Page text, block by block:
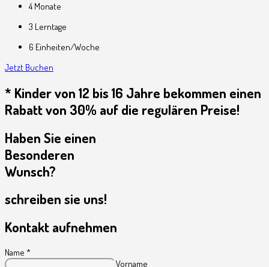
4 Monate
3 Lerntage
6 Einheiten/Woche
Jetzt Buchen
* Kinder von 12 bis 16 Jahre bekommen einen
Rabatt von 30% auf die regulären Preise!
Haben Sie einen
Besonderen
Wunsch?
schreiben sie uns!
Kontakt aufnehmen
Name *
Vorname